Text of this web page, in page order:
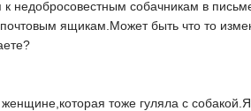
недобросовестным собачникам в
ящикам.Может быть что то
тоже гуляла с